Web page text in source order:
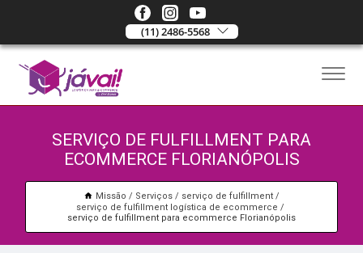
(11) 2486-5568
SERVIÇO DE FULFILLMENT PARA
ECOMMERCE FLORIANÓPOLIS
Missão Serviços
serviço de fulfillment
serviço de fulfillment logística de ecommerce
serviço de fulfillment para ecommerce Florianópolis